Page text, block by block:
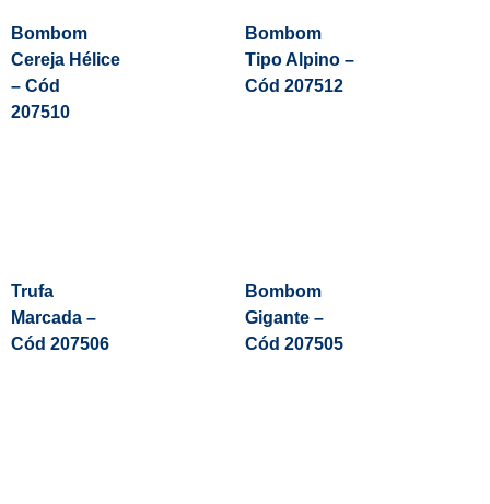
Bombom
Cereja Hélice
– Cód
207510
Bombom
Tipo Alpino –
Cód 207512
Trufa
Marcada –
Cód 207506
Bombom
Gigante –
Cód 207505